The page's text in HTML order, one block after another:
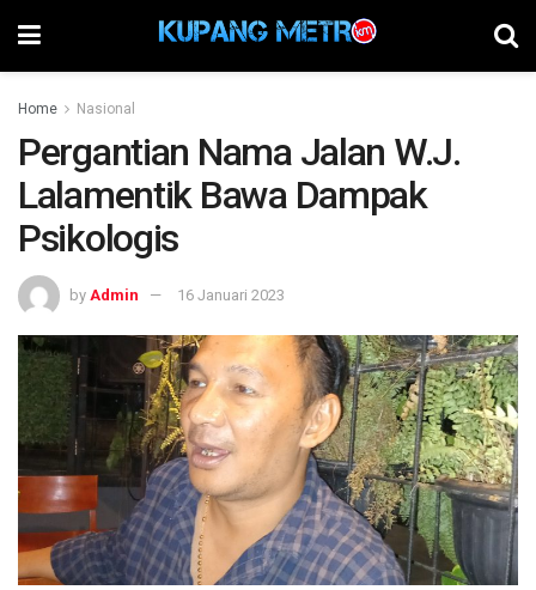
Home Nasional
Pergantian Nama Jalan W.J.
Lalamentik Bawa Dampak
Psikologis
by Admin 16 Januari 2023